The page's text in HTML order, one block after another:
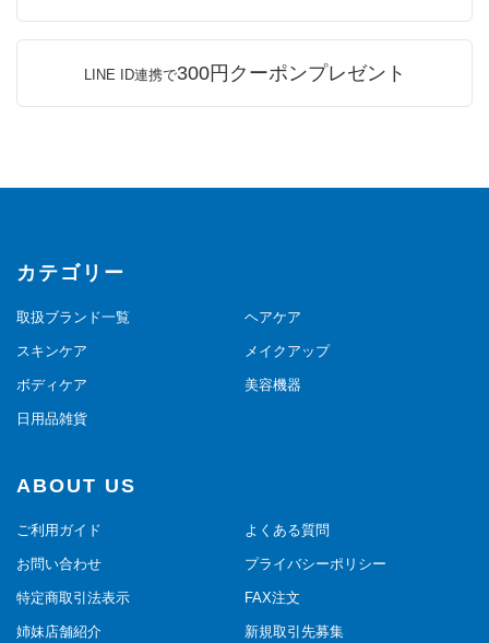
LINE ID連携で300円クーポンプレゼント
カテゴリー
取扱ブランド一覧 ヘアケア
スキンケア メイクアップ
ボディケア 美容機器
日用品雑貨
ABOUT US
ご利用ガイド よくある質問
お問い合わせ プライバシーポリシー
特定商取引法表示 FAX注文
姉妹店舗紹介 新規取引先募集